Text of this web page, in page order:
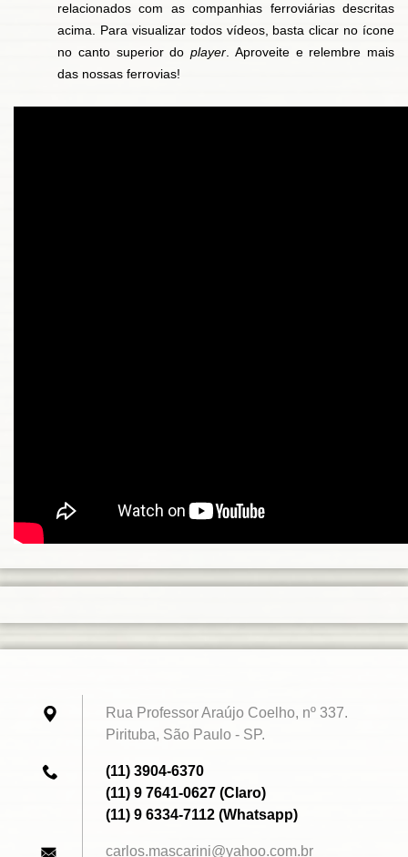
relacionados com as companhias ferroviárias descritas
acima. Para visualizar todos vídeos, basta clicar no ícone
no canto superior do player . Aproveite e relembre mais
das nossas ferrovias!
Rua Professor Araújo Coelho, nº 337.
Pirituba, São Paulo - SP.
(11) 3904-6370
(11) 9 7641-0627 (Claro)
(11) 9 6334-7112 (Whatsapp)
carlos.mascarini@yahoo.com.br